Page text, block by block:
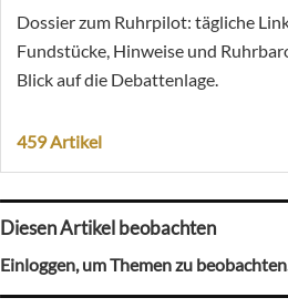
Dossier zum Ruhrpilot: tägliche
Fundstücke, Hinweise und
Blick auf die Debattenlage.
459 Artikel
Diesen Artikel beobachten
Einloggen, um Themen zu